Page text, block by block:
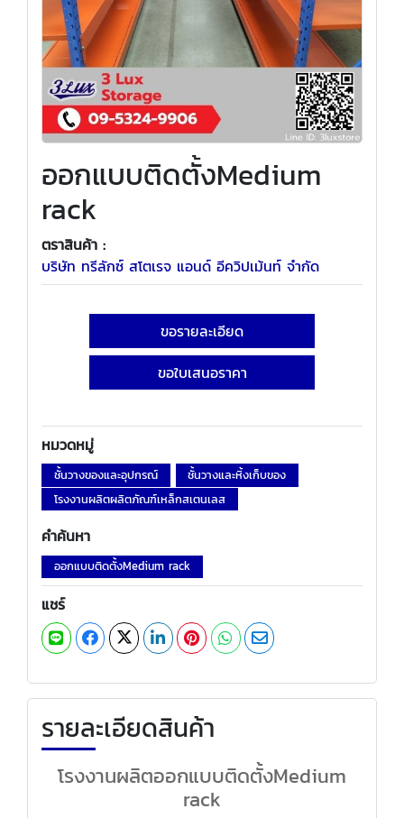
ออกแบบติดตั้งMedium
rack
ตราสินค้า :
บริษัท ทรีลักซ์ สโตเรจ แอนด์ อีควิปเม้นท์ จำกัด
ขอรายละเอียด
ขอใบเสนอราคา
หมวดหมู่
ชั้นวางของและอุปกรณ์
ชั้นวางและหิ้งเก็บของ
โรงงานผลิตผลิตภัณฑ์เหล็กสเตนเลส
คำค้นหา
ออกแบบติดตั้งMedium rack
แชร์
รายละเอียดสินค้า
โรงงานผลิตออกแบบติดตั้งMedium
rack